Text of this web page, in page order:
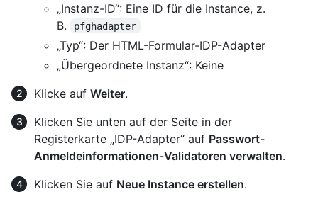
„Instanz-ID“: Eine ID für die Instance, z.
B.
pfghadapter
„Typ“: Der HTML-Formular-IDP-Adapter
„Übergeordnete Instanz“: Keine
Klicke auf Weiter.
Klicken Sie unten auf der Seite in der
Registerkarte „IDP-Adapter“ auf Passwort-
Anmeldeinformationen-Validatoren verwalten.
Klicken Sie auf Neue Instance erstellen.